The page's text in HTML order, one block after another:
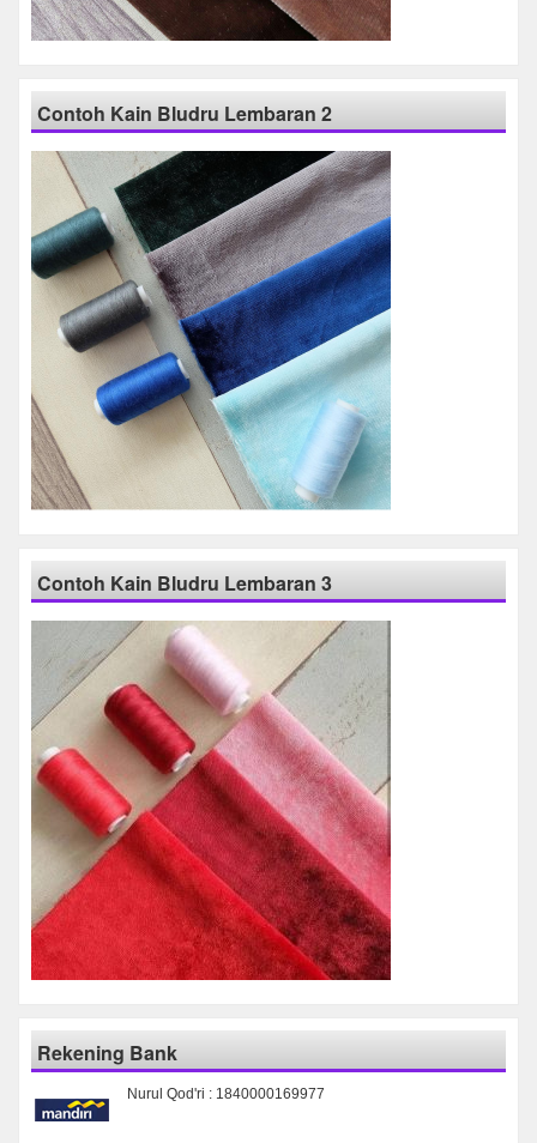
Contoh Kain Bludru Lembaran 2
Contoh Kain Bludru Lembaran 3
Rekening Bank
Nurul Qod'ri : 1840000169977